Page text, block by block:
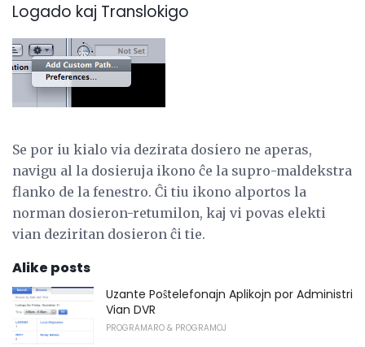
Logado kaj Translokigo
Se por iu kialo via dezirata dosiero ne aperas,
navigu al la dosieruja ikono ĉe la supro-maldekstra
flanko de la fenestro. Ĉi tiu ikono alportos la
norman dosieron-retumilon, kaj vi povas elekti
vian deziritan dosieron ĉi tie.
Alike posts
Uzante Poŝtelefonajn Aplikojn por Administri
Vian DVR
PROGRAMARO & PROGRAMOJ